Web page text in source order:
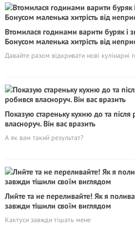
Втомилася годинами варити буряк і
Бонусом маленька хитрість від
Давайте разом відкривати нові кулінарні
Показую cтареньку кухню до та
власноруч. Він вас вpaзить
А як вам такий результат?
Лийте та не переливайте! Як я
завжди тішили своїм виглядом
Кактуси завжди тішать мене